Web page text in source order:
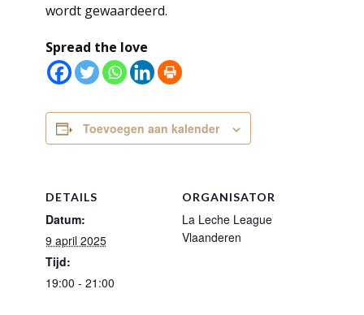
wordt gewaardeerd.
Spread the love
Toevoegen aan kalender
DETAILS
Datum:
9 april 2025
Tijd:
19:00 - 21:00
ORGANISATOR
La Leche League
Vlaanderen